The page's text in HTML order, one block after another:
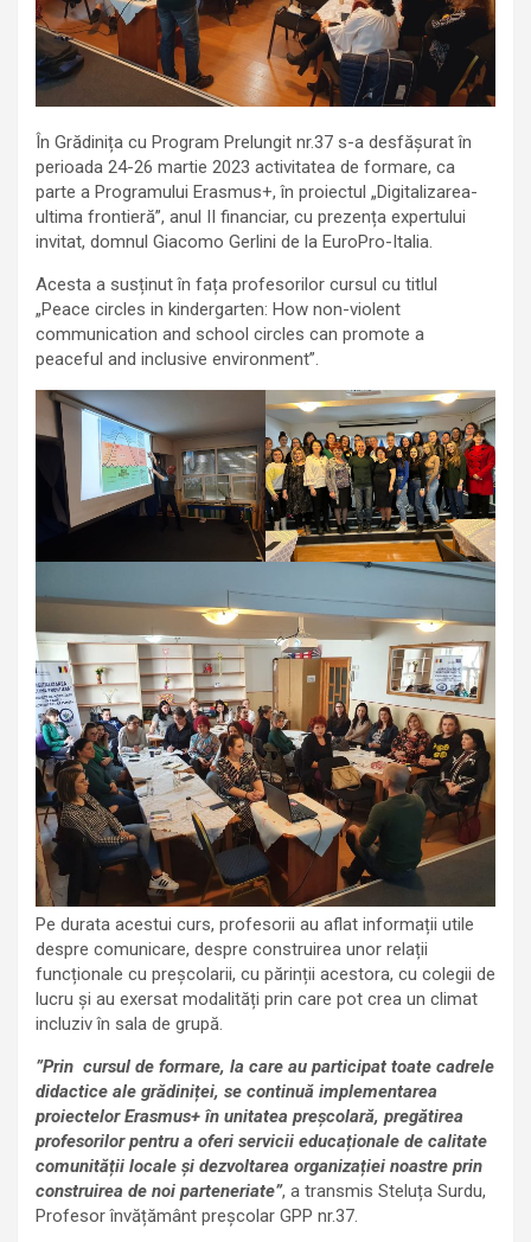
În Grădinița cu Program Prelungit nr.37 s-a desfășurat în
perioada 24-26 martie 2023 activitatea de formare, ca
parte a Programului Erasmus+, în proiectul „Digitalizarea-
ultima frontieră”, anul II financiar, cu prezența expertului
invitat, domnul Giacomo Gerlini de la EuroPro-Italia.
Acesta a susținut în fața profesorilor cursul cu titlul
„Peace circles in kindergarten: How non-violent
communication and school circles can promote a
peaceful and inclusive environment”.
Pe durata acestui curs, profesorii au aflat informații utile
despre comunicare, despre construirea unor relații
funcționale cu preșcolarii, cu părinții acestora, cu colegii de
lucru și au exersat modalități prin care pot crea un climat
incluziv în sala de grupă.
”Prin cursul de formare, la care au participat toate cadrele
didactice ale grădiniței, se continuă implementarea
proiectelor Erasmus+ în unitatea preșcolară, pregătirea
profesorilor pentru a oferi servicii educaționale de calitate
comunității locale și dezvoltarea organizației noastre prin
construirea de noi parteneriate”, a transmis Steluța Surdu,
Profesor învățământ preșcolar GPP nr.37.